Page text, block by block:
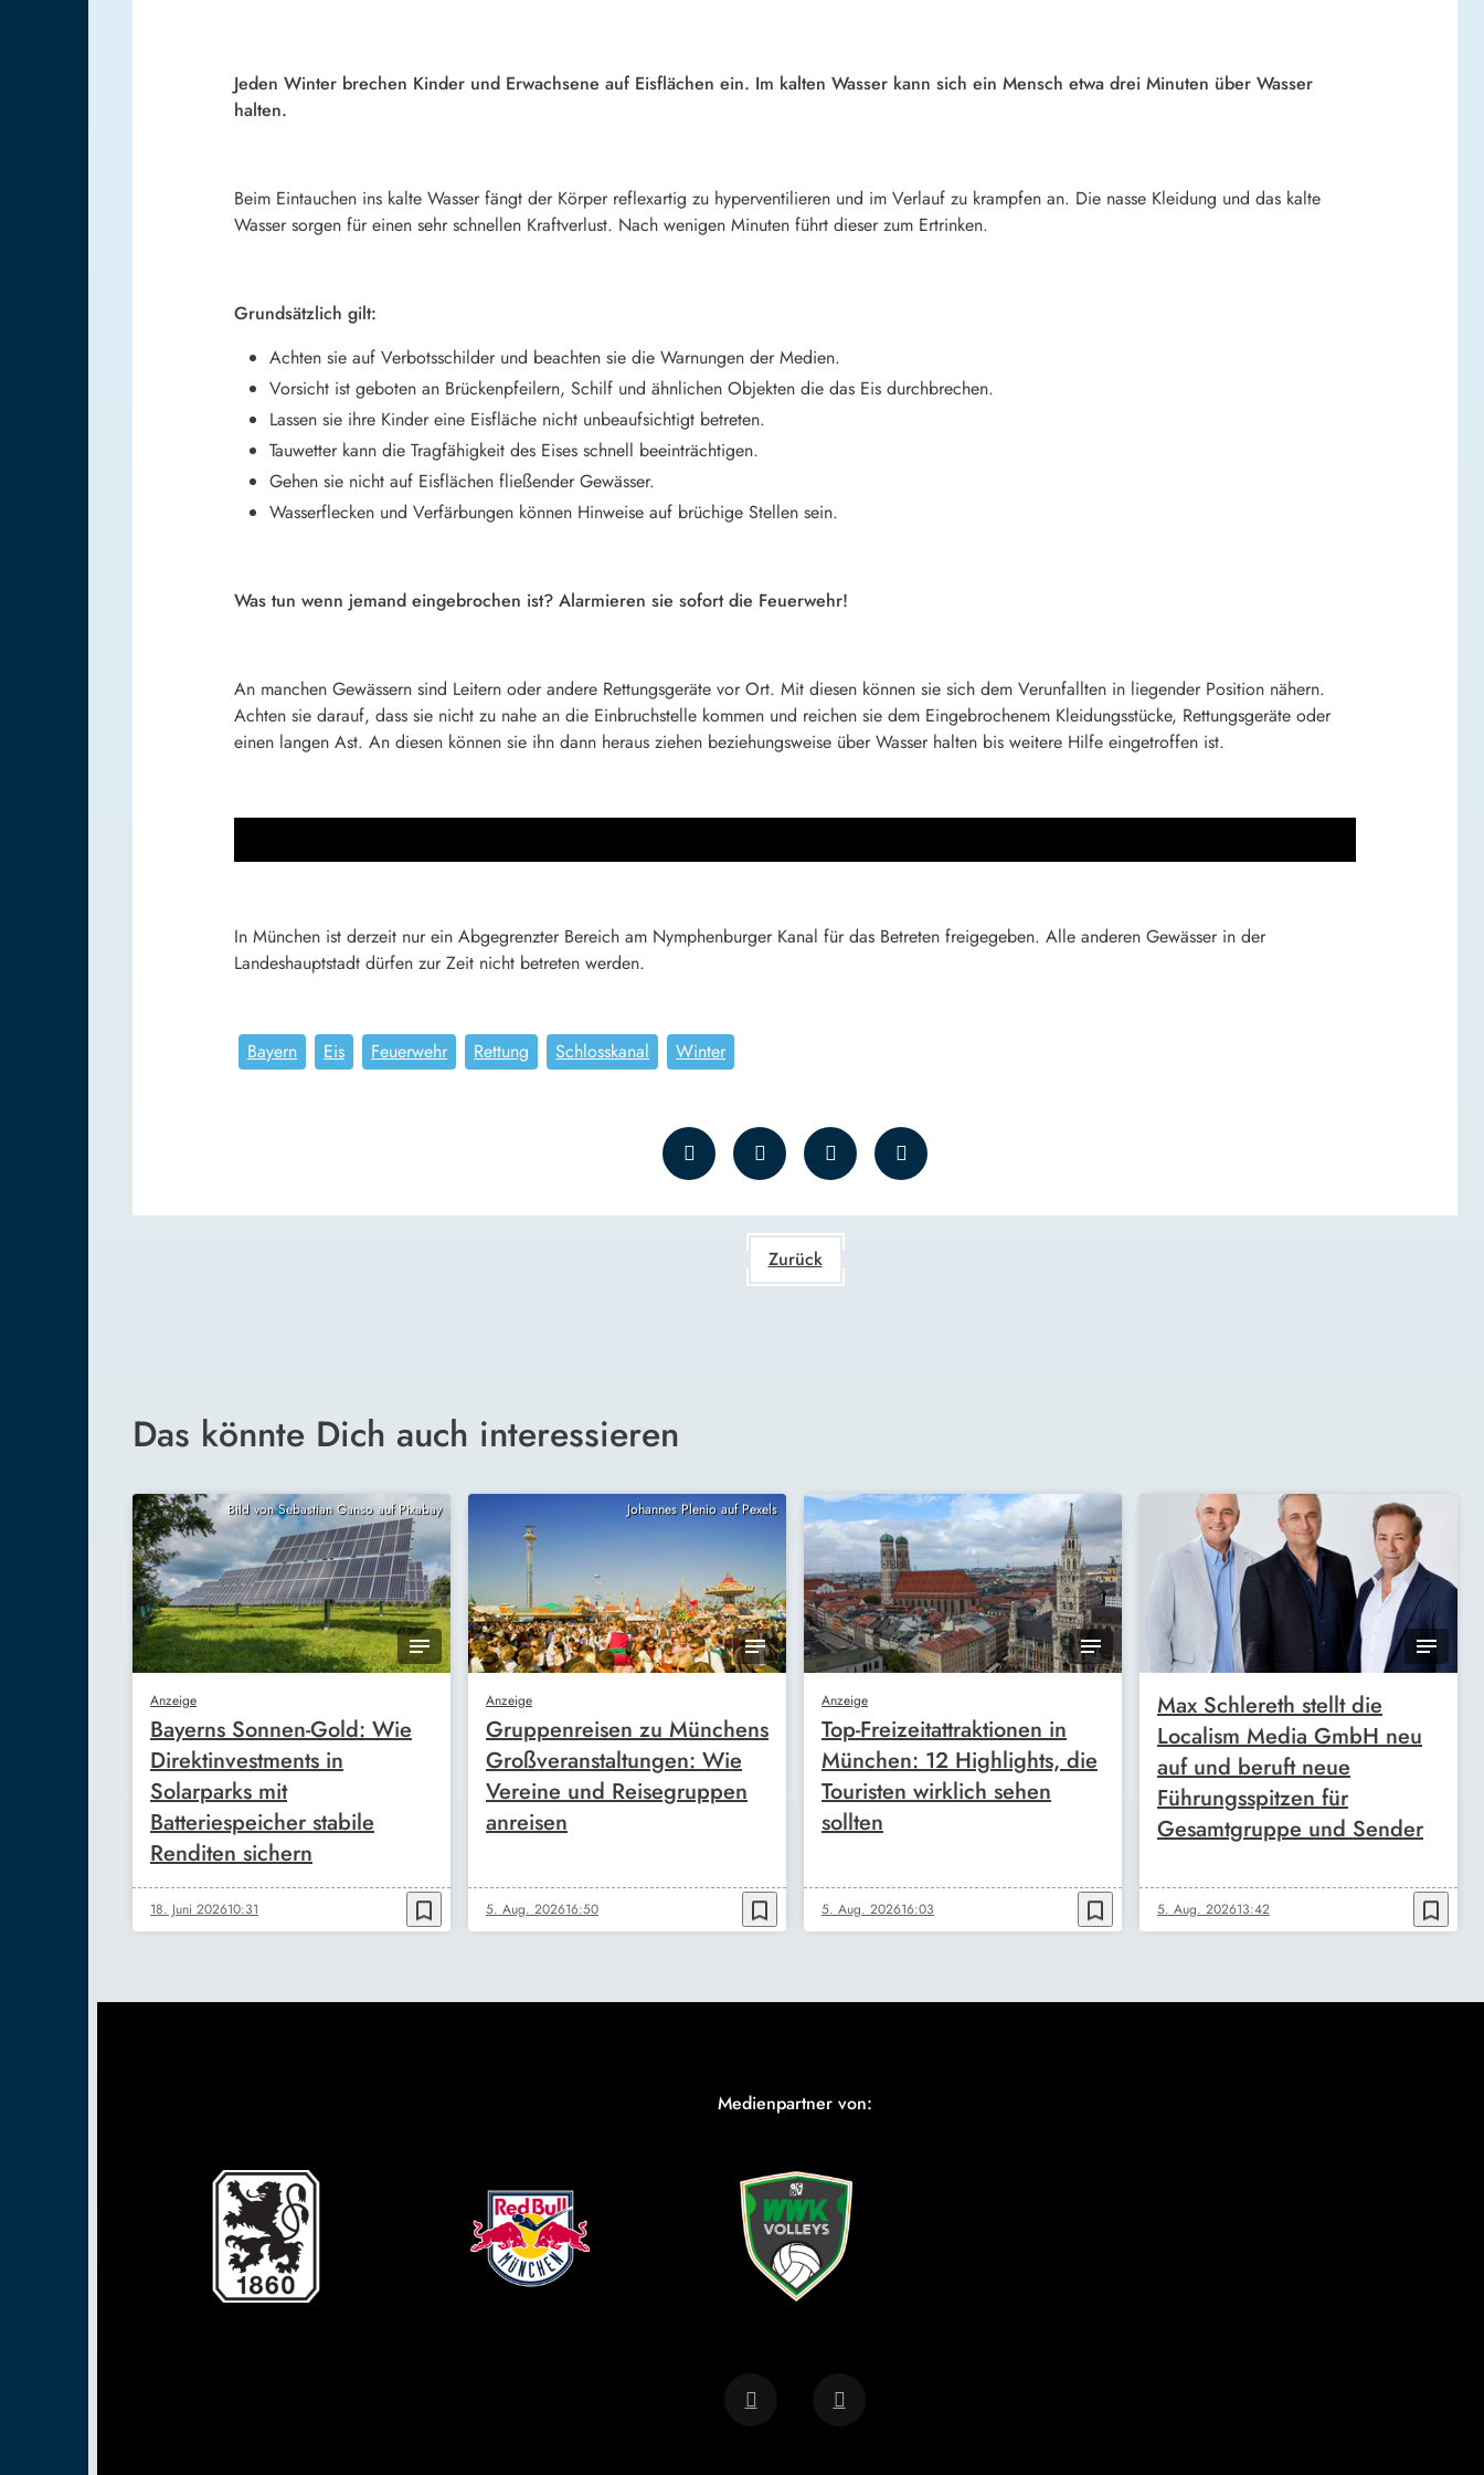
Jeden Winter brechen Kinder und Erwachsene auf Eisflächen ein. Im kalten Wasser kann sich ein Mensch etwa drei Minuten über Wasser
halten.
Beim Eintauchen ins kalte Wasser fängt der Körper reflexartig zu hyperventilieren und im Verlauf zu krampfen an. Die nasse Kleidung und das kalte
Wasser sorgen für einen sehr schnellen Kraftverlust. Nach wenigen Minuten führt dieser zum Ertrinken.
Grundsätzlich gilt:
Achten sie auf Verbotsschilder und beachten sie die Warnungen der Medien.
Vorsicht ist geboten an Brückenpfeilern, Schilf und ähnlichen Objekten die das Eis durchbrechen.
Lassen sie ihre Kinder eine Eisfläche nicht unbeaufsichtigt betreten.
Tauwetter kann die Tragfähigkeit des Eises schnell beeinträchtigen.
Gehen sie nicht auf Eisflächen fließender Gewässer.
Wasserflecken und Verfärbungen können Hinweise auf brüchige Stellen sein.
Was tun wenn jemand eingebrochen ist? Alarmieren sie sofort die Feuerwehr!
An manchen Gewässern sind Leitern oder andere Rettungsgeräte vor Ort. Mit diesen können sie sich dem Verunfallten in liegender Position nähern.
Achten sie darauf, dass sie nicht zu nahe an die Einbruchstelle kommen und reichen sie dem Eingebrochenem Kleidungsstücke, Rettungsgeräte oder
einen langen Ast. An diesen können sie ihn dann heraus ziehen beziehungsweise über Wasser halten bis weitere Hilfe eingetroffen ist.
In München ist derzeit nur ein Abgegrenzter Bereich am Nymphenburger Kanal für das Betreten freigegeben. Alle anderen Gewässer in der
Landeshauptstadt dürfen zur Zeit nicht betreten werden.
Bayern Eis Feuerwehr Rettung Schlosskanal Winter
Zurück
Das könnte Dich auch interessieren
Bild von Sebastian Ganso auf Pixabay
Anzeige
Bayerns Sonnen-Gold: Wie
Direktinvestments in
Solarparks mit
Batteriespeicher stabile
Renditen sichern
18. Juni 202610:31 bookmark_border
Johannes Plenio auf Pexels
Anzeige
Gruppenreisen zu Münchens
Großveranstaltungen: Wie
Vereine und Reisegruppen
anreisen
5. Aug. 202616:50 bookmark_border
Anzeige
Top-Freizeitattraktionen in
München: 12 Highlights, die
Touristen wirklich sehen
sollten
5. Aug. 202616:03 bookmark_border
Max Schlereth stellt die
Localism Media GmbH neu
auf und beruft neue
Führungsspitzen für
Gesamtgruppe und Sender
5. Aug. 202613:42 bookmark_border
Medienpartner von: